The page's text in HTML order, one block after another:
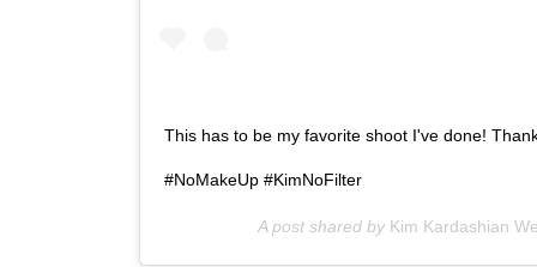
This has to be my favorite shoot I've done!
#NoMakeUp #KimNoFilter
A post shared by Kim Kardashian